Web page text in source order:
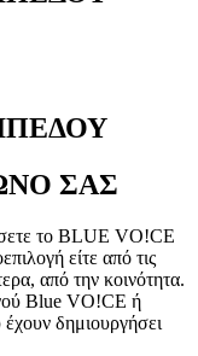
ΣΑΣ
το BLUE VO!CE
είτε από τις
από την κοινότητα.
Blue VO!CE ή
δημιουργήσει